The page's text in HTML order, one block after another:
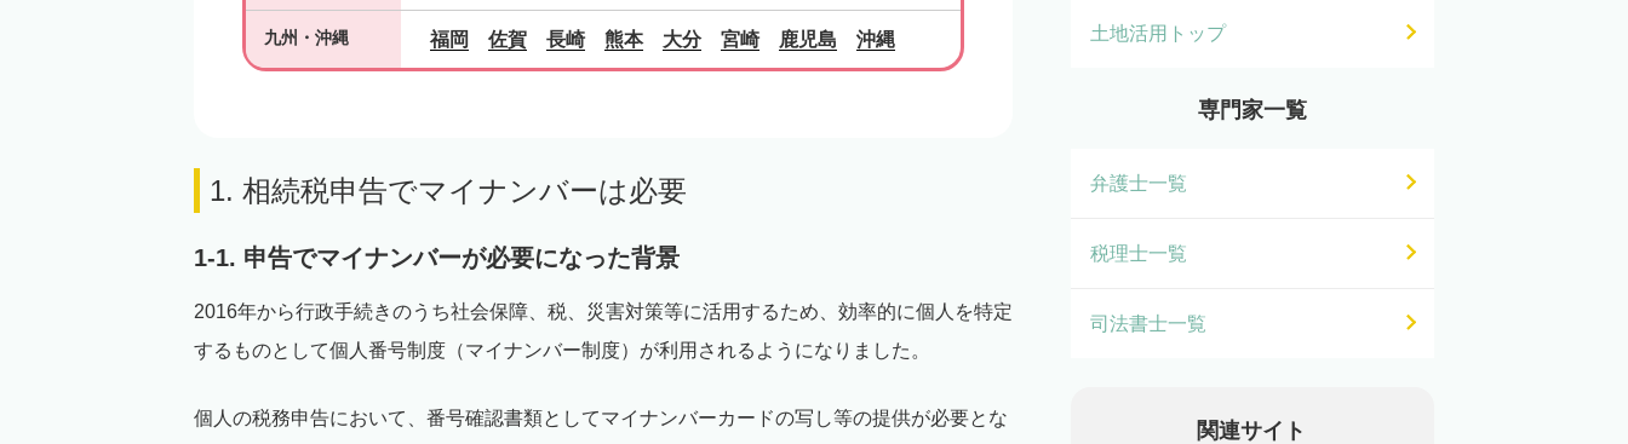
九州 ・ 沖縄 福岡 佐賀 長崎 熊本 大分 宮崎 鹿児島 沖縄
1. 相続税申告でマイナンバーは必要
1-1. 申告でマイナンバーが必要になった背景
2016年から行政手続きのうち社会保障、税、災害対策等に活用するため、効率的に個人を特定
するものとして個人番号制度（マイナンバー制度）が利用されるようになりました。
個人の税務申告において、番号確認書類としてマイナンバーカードの写し等の提供が必要とな
土地活用トップ
専門家一覧
弁護士一覧
税理士一覧
司法書士一覧
関連サイト